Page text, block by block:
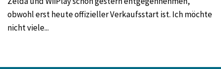
obwohl erst heute offizieller Verkaufsstart ist. Ich möchte
nicht viele...